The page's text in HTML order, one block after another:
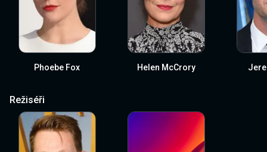
Phoebe Fox Helen McCrory
Režiséři